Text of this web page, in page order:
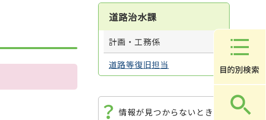
道路治水課
計画・工務係
道路等復旧担当
情報が見つからないときは